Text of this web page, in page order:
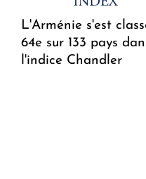
L'Arménie s'est
64e sur 133 pays
l'indice Chandler